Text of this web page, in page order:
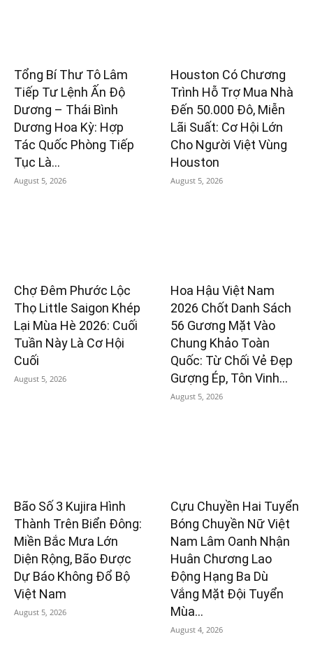
Tổng Bí Thư Tô Lâm
Tiếp Tư Lệnh Ấn Độ
Dương – Thái Bình
Dương Hoa Kỳ: Hợp
Tác Quốc Phòng Tiếp
Tục Là...
August 5, 2026
Houston Có Chương
Trình Hỗ Trợ Mua Nhà
Đến 50.000 Đô, Miễn
Lãi Suất: Cơ Hội Lớn
Cho Người Việt Vùng
Houston
August 5, 2026
Chợ Đêm Phước Lộc
Thọ Little Saigon Khép
Lại Mùa Hè 2026: Cuối
Tuần Này Là Cơ Hội
Cuối
August 5, 2026
Hoa Hậu Việt Nam
2026 Chốt Danh Sách
56 Gương Mặt Vào
Chung Khảo Toàn
Quốc: Từ Chối Vẻ Đẹp
Gượng Ép, Tôn Vinh...
August 5, 2026
Bão Số 3 Kujira Hình
Thành Trên Biển Đông:
Miền Bắc Mưa Lớn
Diện Rộng, Bão Được
Dự Báo Không Đổ Bộ
Việt Nam
August 5, 2026
Cựu Chuyền Hai Tuyển
Bóng Chuyền Nữ Việt
Nam Lâm Oanh Nhận
Huân Chương Lao
Động Hạng Ba Dù
Vắng Mặt Đội Tuyển
Mùa...
August 4, 2026